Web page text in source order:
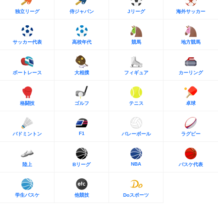
独立リーグ 侍ジャパン Jリーグ 海外サッカー
サッカー代表 高校年代 競馬 地方競馬
ボートレース 大相撲 フィギュア カーリング
格闘技 ゴルフ テニス 卓球
バドミントン F1 バレーボール ラグビー
陸上 Bリーグ NBA バスケ代表
学生バスケ 他競技 Doスポーツ